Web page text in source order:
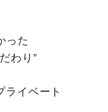
った
わり”
ライベート